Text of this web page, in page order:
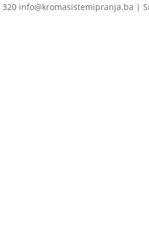
info@kromasistemipranja.ba |